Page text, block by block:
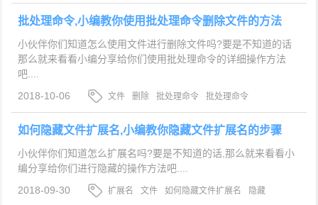
批处理命令,小编教你使用批处理命令删除文件的方法
小伙伴你们知道怎么使用文件进行删除文件吗?要是不知道的话
那么就来看看小编分享给你们使用批处理命令的详细操作方法
吧....
2018-10-06
文件 删除 批处理命令 批处理命令
如何隐藏文件扩展名,小编教你隐藏文件扩展名的步骤
小伙伴你们知道怎么扩展名吗?要是不知道的话,那么就来看看小
编分享给你们进行隐藏的操作方法吧....
2018-09-30
扩展名 文件 如何隐藏文件扩展名 隐藏